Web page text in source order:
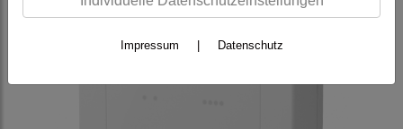
Impressum Datenschutz